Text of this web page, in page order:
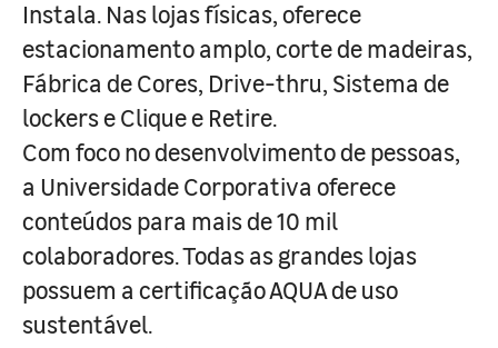
Instala. Nas lojas físicas, oferece
estacionamento amplo, corte de madeiras,
Fábrica de Cores, Drive-thru, Sistema de
lockers e Clique e Retire.
Com foco no desenvolvimento de pessoas,
a Universidade Corporativa oferece
conteúdos para mais de 10 mil
colaboradores. Todas as grandes lojas
possuem a certificação AQUA de uso
sustentável.